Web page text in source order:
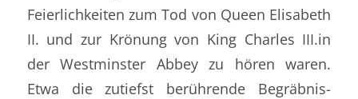
Feierlichkeiten zum Tod von Queen Elisabeth
II. und zur Krönung von King Charles III.in
der Westminster Abbey zu hören waren.
Etwa die zutiefst berührende Begräbnis-